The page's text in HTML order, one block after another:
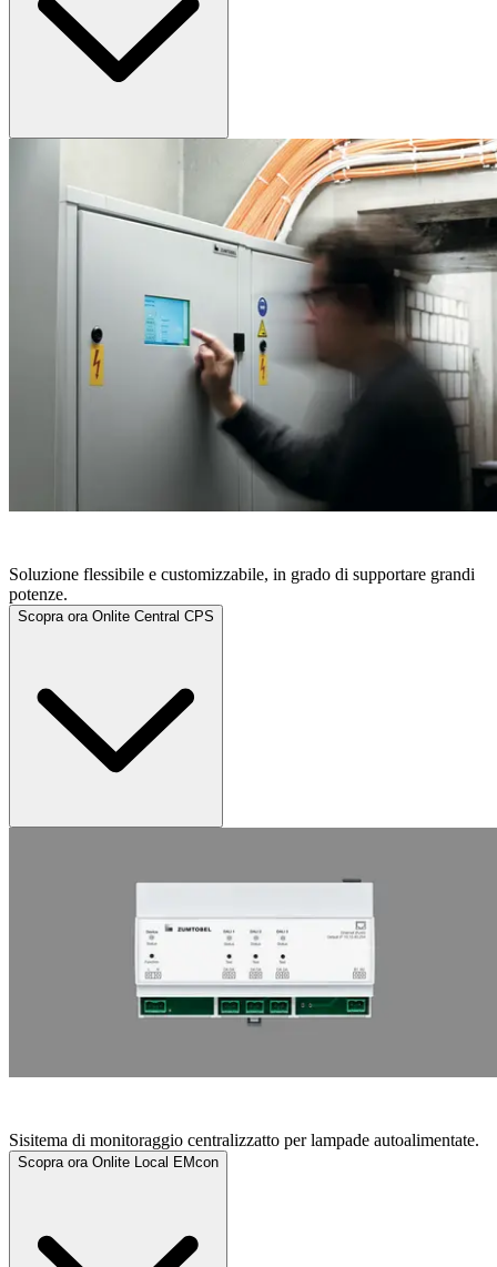
Soluzione flessibile e customizzabile, in grado di supportare grandi
potenze.
Scopra ora Onlite Central CPS
Sisitema di monitoraggio centralizzatto per lampade autoalimentate.
Scopra ora Onlite Local EMcon